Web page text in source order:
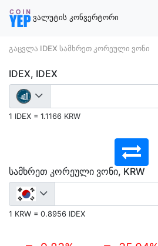
ვალუტის კონვერტორი
გაცვლა IDEX სამხრეთ კორეული ვონი
IDEX, IDEX
1 IDEX = 1.1166 KRW
სამხრეთ კორეული ვონი, KRW
1 KRW = 0.8956 IDEX